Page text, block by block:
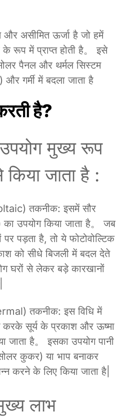
और असीमित ऊर्जा है जो हमें
रूप में प्राप्त होती है。 इसे
पैनल और थर्मल सिस्टम
और गर्मी में बदला जाता है
है?
मुख्य रूप
जाता है :
तकनीक: इसमें सौर
उपयोग किया जाता है。 जब
पड़ता है, तो ये फोटोवोल्टिक
को सीधे बिजली में बदल देते
घरों से लेकर बड़े कारखानों
तकनीक: इस विधि में
करके सूर्य के प्रकाश और ऊष्मा
जाता है。 इसका उपयोग पानी
कुकर) या भाप बनाकर
करने के लिए किया जाता है|
लाभ